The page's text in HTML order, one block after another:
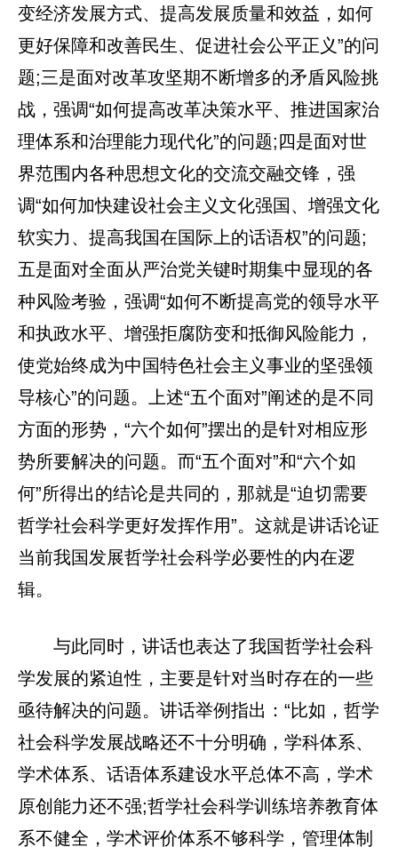
变经济发展方式、提高发展质量和效益，如何
更好保障和改善民生、促进社会公平正义”的问
题;三是面对改革攻坚期不断增多的矛盾风险挑
战，强调“如何提高改革决策水平、推进国家治
理体系和治理能力现代化”的问题;四是面对世
界范围内各种思想文化的交流交融交锋，强
调“如何加快建设社会主义文化强国、增强文化
软实力、提高我国在国际上的话语权”的问题;
五是面对全面从严治党关键时期集中显现的各
种风险考验，强调“如何不断提高党的领导水平
和执政水平、增强拒腐防变和抵御风险能力，
使党始终成为中国特色社会主义事业的坚强领
导核心”的问题。上述“五个面对”阐述的是不同
方面的形势，“六个如何”摆出的是针对相应形
势所要解决的问题。而“五个面对”和“六个如
何”所得出的结论是共同的，那就是“迫切需要
哲学社会科学更好发挥作用”。这就是讲话论证
当前我国发展哲学社会科学必要性的内在逻
辑。
与此同时，讲话也表达了我国哲学社会科
学发展的紧迫性，主要是针对当时存在的一些
亟待解决的问题。讲话举例指出：“比如，哲学
社会科学发展战略还不十分明确，学科体系、
学术体系、话语体系建设水平总体不高，学术
原创能力还不强;哲学社会科学训练培养教育体
系不健全，学术评价体系不够科学，管理体制